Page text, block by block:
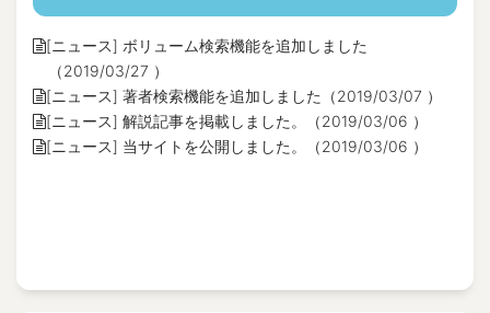
[ニュース] ボリューム検索機能を追加しました
（2019/03/27 ）
[ニュース] 著者検索機能を追加しました（2019/03/07 ）
[ニュース] 解説記事を掲載しました。（2019/03/06 ）
[ニュース] 当サイトを公開しました。（2019/03/06 ）